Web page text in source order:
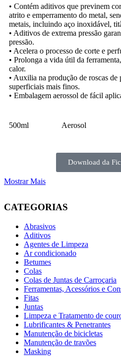
• Contém aditivos que previnem
atrito e emperramento do metal,
metais, incluindo aço inoxidável,
• Aditivos de extrema pressão
pressão.
• Acelera o processo de corte e
• Prolonga a vida útil da
calor.
• Auxilia na produção de roscas de
superficiais mais finos.
• Embalagem aerossol de fácil
500ml Aerosol
Download da
Mostrar Mais
CATEGORIAS
Abrasivos
Aditivos
Agentes de Limpeza
Ar condicionado
Betumes
Colas
Colas de Juntas de Carroçaria
Ferramentas, Acessórios e
Fitas
Juntas
Limpeza e Tratamento de
Lubrificantes & Penetrantes
Manutenção de bicicletas
Manutenção de travões
Masking